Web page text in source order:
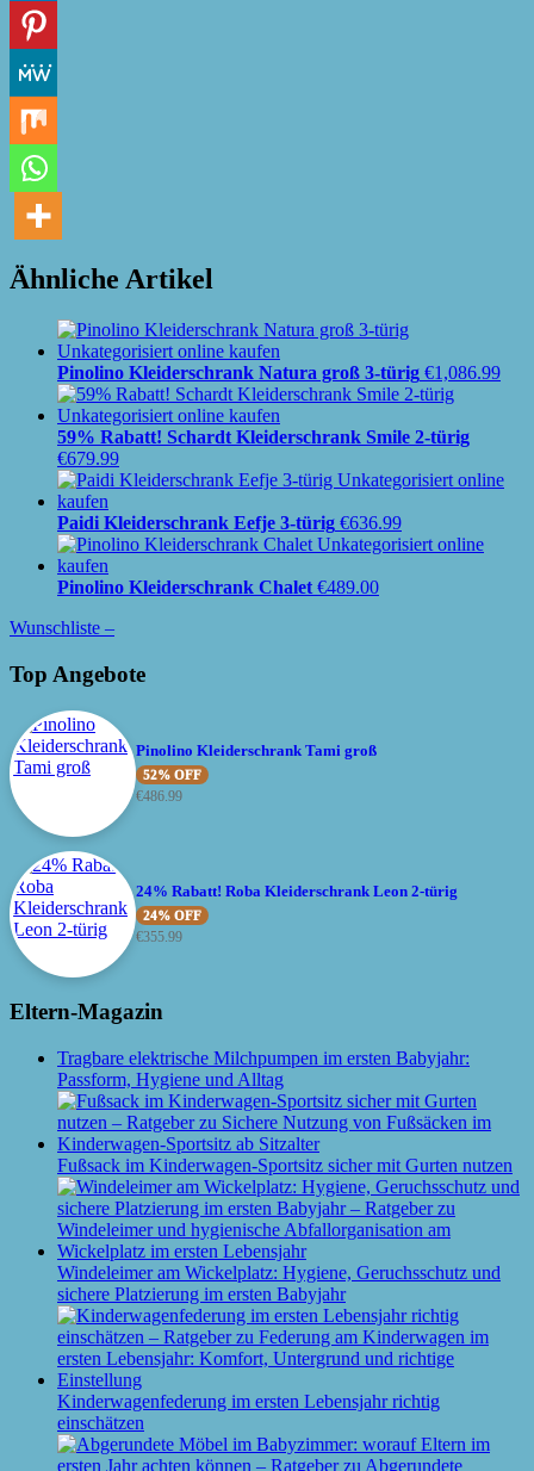
Ähnliche Artikel
Pinolino Kleiderschrank Natura groß 3-türig €1,086.99
59% Rabatt! Schardt Kleiderschrank Smile 2-türig
€679.99
Paidi Kleiderschrank Eefje 3-türig €636.99
Pinolino Kleiderschrank Chalet €489.00
Wunschliste –
Top Angebote
Pinolino Kleiderschrank Tami groß
52% OFF
€486.99
24% Rabatt! Roba Kleiderschrank Leon 2-türig
24% OFF
€355.99
Eltern-Magazin
Tragbare elektrische Milchpumpen im ersten Babyjahr:
Passform, Hygiene und Alltag
Fußsack im Kinderwagen-Sportsitz sicher mit Gurten nutzen
Windeleimer am Wickelplatz: Hygiene, Geruchsschutz und
sichere Platzierung im ersten Babyjahr
Kinderwagenfederung im ersten Lebensjahr richtig
einschätzen